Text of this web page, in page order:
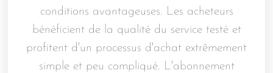
conditions avantageuses. Les acheteurs
bénéficient de la qualité du service testé et
profitent d'un processus d'achat extrêmement
simple et peu compliqué. L'abonnement